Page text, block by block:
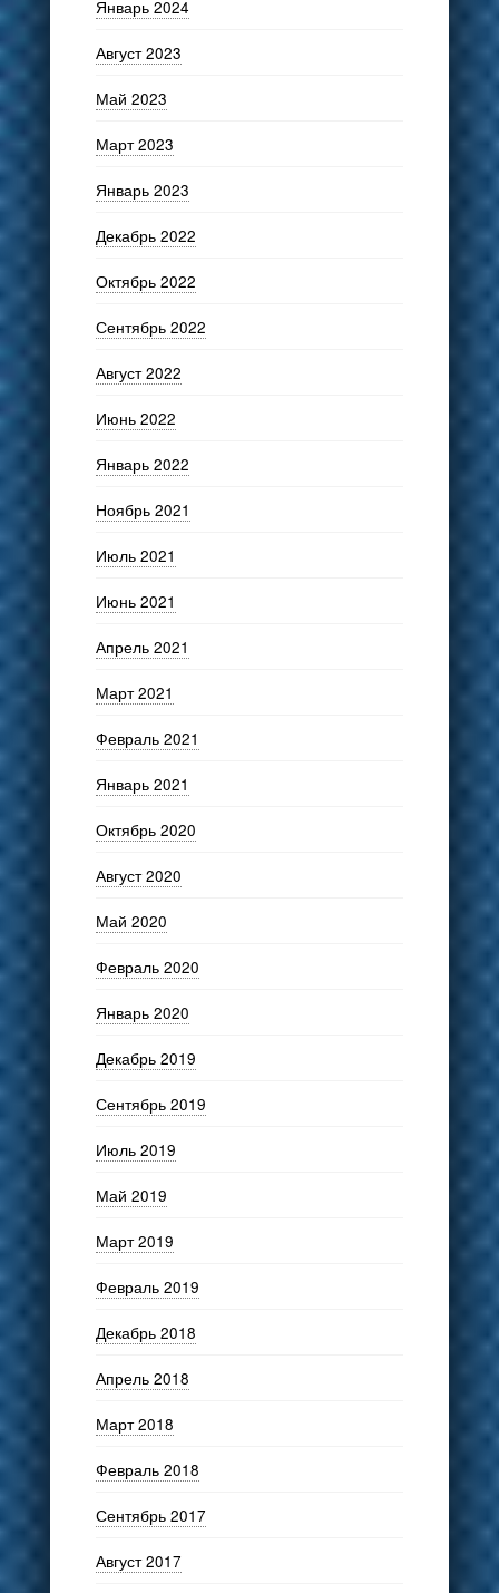
Январь 2024
Август 2023
Май 2023
Март 2023
Январь 2023
Декабрь 2022
Октябрь 2022
Сентябрь 2022
Август 2022
Июнь 2022
Январь 2022
Ноябрь 2021
Июль 2021
Июнь 2021
Апрель 2021
Март 2021
Февраль 2021
Январь 2021
Октябрь 2020
Август 2020
Май 2020
Февраль 2020
Январь 2020
Декабрь 2019
Сентябрь 2019
Июль 2019
Май 2019
Март 2019
Февраль 2019
Декабрь 2018
Апрель 2018
Март 2018
Февраль 2018
Сентябрь 2017
Август 2017